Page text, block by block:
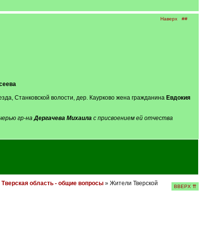
Наверх ##
Станковской волости, дер. Каурково жена гражданина Евдокия
гр-наДергачева Михаилас присвоением ей отчества
Тверская область - общие вопросы» Жители Тверской
ВВЕРХ ⇈